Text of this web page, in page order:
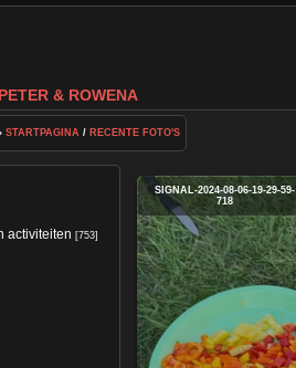
& ROWENA
STARTPAGINA / RECENTE FOTO'S
activiteiten [753]
SIGNAL-2024-08-06-19-29-59-
718